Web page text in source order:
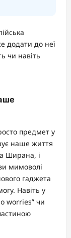
додати до неї
чи навіть
предмет у
наше життя
Ширана, і
мимоволі
гаджета
Навіть у
worries” чи